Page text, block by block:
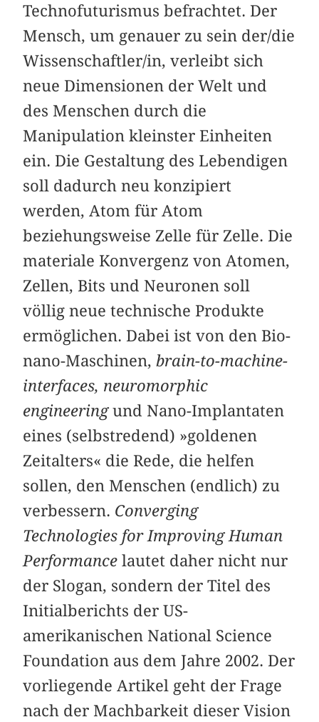
Technofuturismus befrachtet. Der
Mensch, um genauer zu sein der/die
Wissenschaftler/in, verleibt sich
neue Dimensionen der Welt und
des Menschen durch die
Manipulation kleinster Einheiten
ein. Die Gestaltung des Lebendigen
soll dadurch neu konzipiert
werden, Atom für Atom
beziehungsweise Zelle für Zelle. Die
materiale Konvergenz von Atomen,
Zellen, Bits und Neuronen soll
völlig neue technische Produkte
ermöglichen. Dabei ist von den Bio-
nano-Maschinen, brain-to-machine-
interfaces, neuromorphic
engineeringund Nano-Implantaten
eines (selbstredend) »goldenen
Zeitalters« die Rede, die helfen
sollen, den Menschen (endlich) zu
verbessern. Converging
Technologies for Improving Human
Performance lautet daher nicht nur
der Slogan, sondern der Titel des
Initialberichts der US-
amerikanischen National Science
Foundation aus dem Jahre 2002. Der
vorliegende Artikel geht der Frage
nach der Machbarkeit dieser Vision